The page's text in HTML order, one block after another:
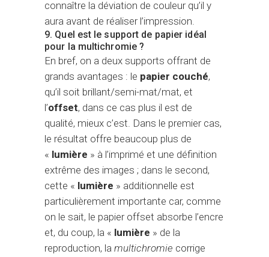
connaître la déviation de couleur qu’il y
aura avant de réaliser l’impression.
9. Quel est le support de papier idéal
pour la multichromie ?
En bref, on a deux supports offrant de
grands avantages : le papier couché,
qu’il soit brillant/semi-mat/mat, et
l’offset, dans ce cas plus il est de
qualité, mieux c’est. Dans le premier cas,
le résultat offre beaucoup plus de
« lumière » à l’imprimé et une définition
extrême des images ; dans le second,
cette « lumière » additionnelle est
particulièrement importante car, comme
on le sait, le papier offset absorbe l’encre
et, du coup, la « lumière » de la
reproduction, la multichromie corrige